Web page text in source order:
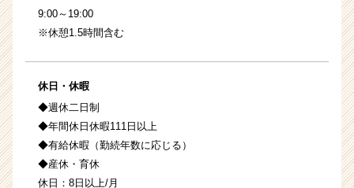
9:00～19:00
※休憩1.5時間含む
休日・休暇
◆週休二日制
◆年間休日休暇111日以上
◆有給休暇（勤続年数に応じる）
◆産休・育休
休日：8日以上/月